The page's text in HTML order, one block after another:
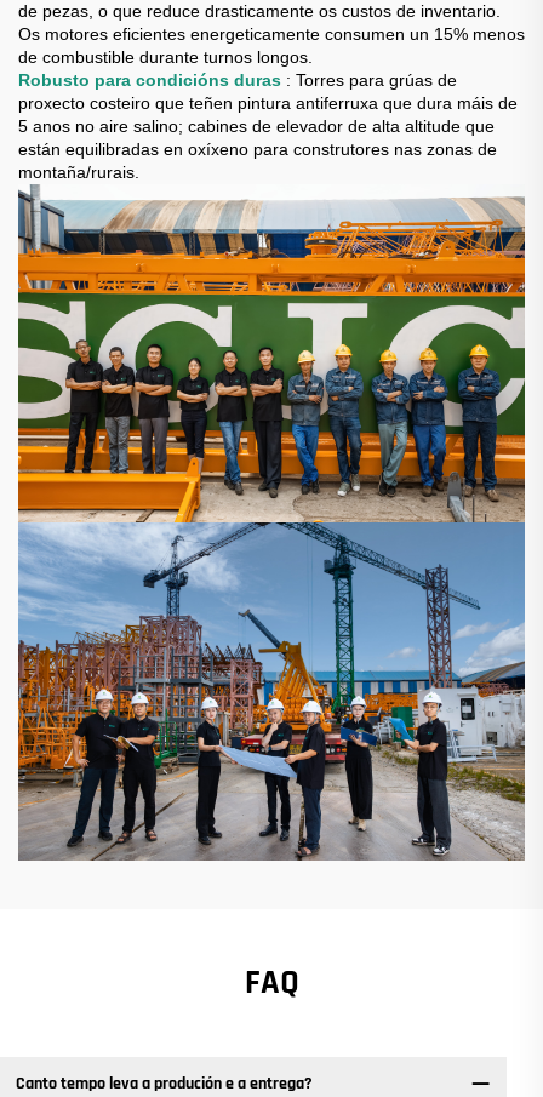
de pezas, o que reduce drasticamente os custos de inventario.
Os motores eficientes energeticamente consumen un 15% menos
de combustible durante turnos longos.
Robusto para condicións duras : Torres para grúas de
proxecto costeiro que teñen pintura antiferruxa que dura máis de
5 anos no aire salino; cabines de elevador de alta altitude que
están equilibradas en oxíxeno para construtores nas zonas de
montaña/rurais.
FAQ
Canto tempo leva a produción e a entrega?